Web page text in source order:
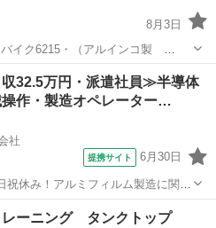
8月3日
イク6215・（アルインコ製
ましたが、その後は未使用で保管
ありません。コントロールパネル
フィットネス、トレーニング
32.5万円・派遣社員≫半導体
作・製造オペレーター…
社
提携サイト 6月30日
祝休み！アルミフィルム製造に関わ
替/滋賀県彦根市清崎町/実質寮費無
30万円以上！ <<HK-10422-06-
他
ーニング タンクトップ